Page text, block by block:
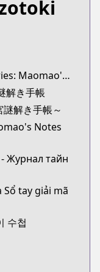
series/kusuriya-
list
synonyms:The Apothecary Diaries: Maomao's Notes from the Inner Palace
解き手帳
解き手帳～
Notes
Журнал тайн
tay giải mã
수첩